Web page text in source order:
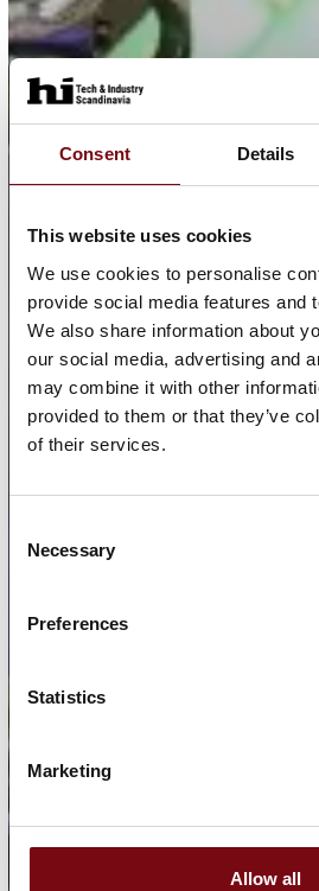
Consent Details
This website uses cookies
We use cookies to personalise
provide social media features and
We also share information about
our social media, advertising and
may combine it with other
provided to them or that they’ve
of their services.
Selection
Necessary
Preferences
Statistics
Marketing
Allow all